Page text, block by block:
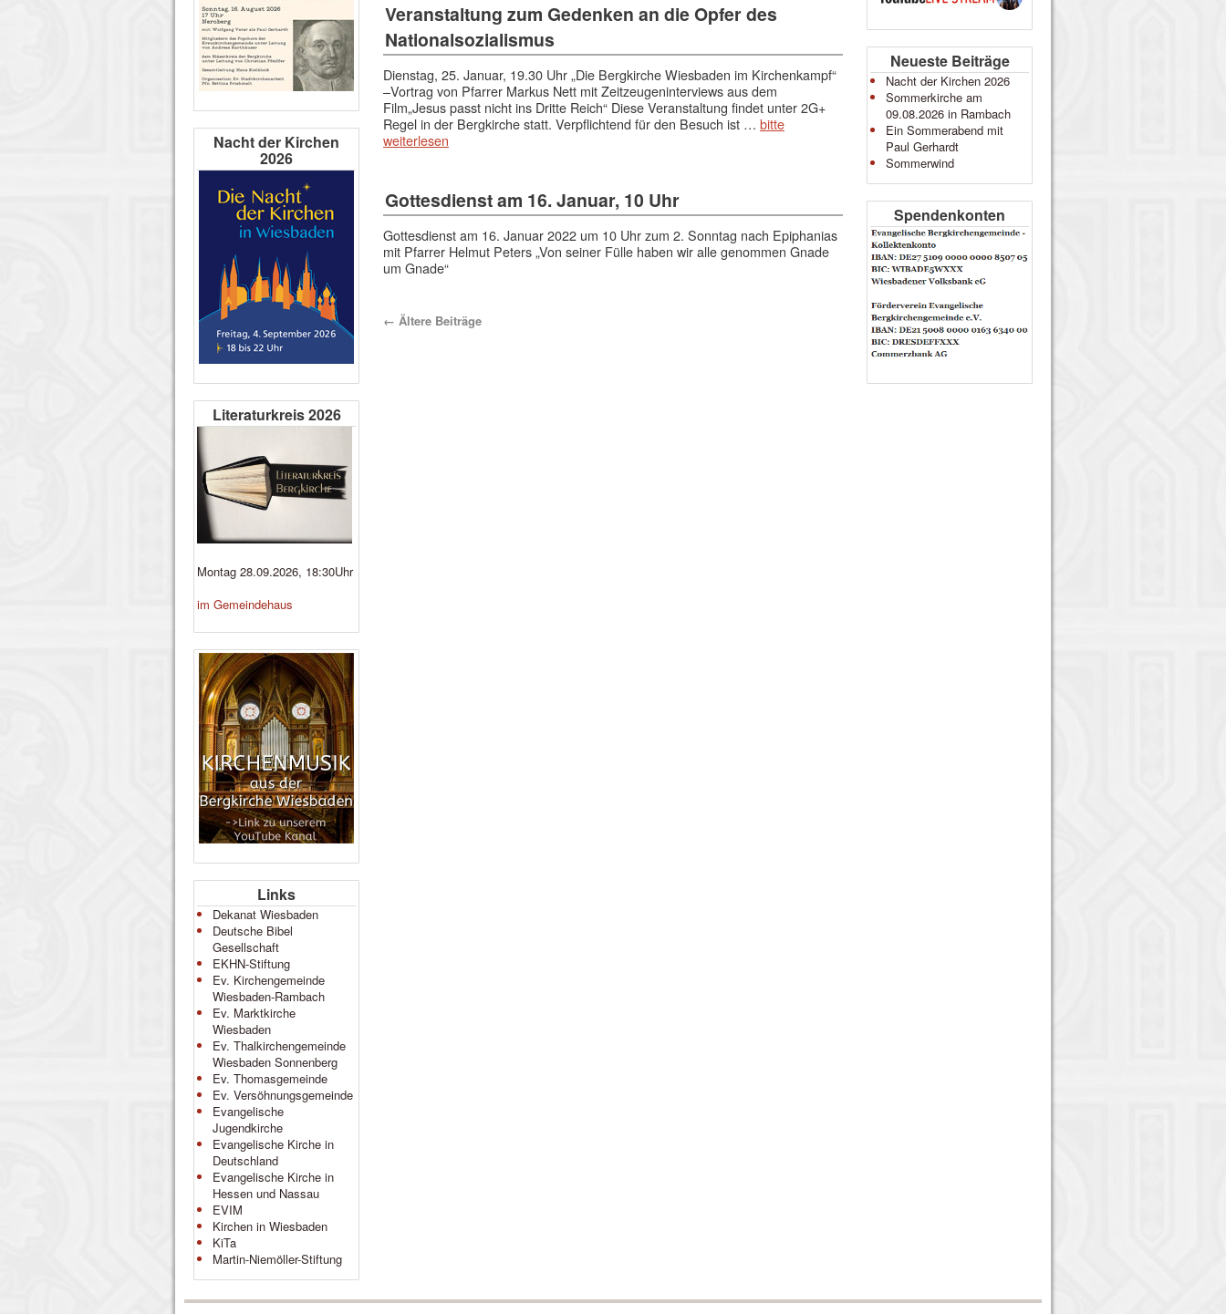
Veranstaltung zum Gedenken an die Opfer des
Nationalsozialismus
Dienstag, 25. Januar, 19.30 Uhr „Die Bergkirche Wiesbaden im Kirchenkampf“
–Vortrag von Pfarrer Markus Nett mit Zeitzeugeninterviews aus dem
Film„Jesus passt nicht ins Dritte Reich“ Diese Veranstaltung findet unter 2G+
Regel in der Bergkirche statt. Verpflichtend für den Besuch ist … bitte
weiterlesen
Gottesdienst am 16. Januar, 10 Uhr
Gottesdienst am 16. Januar 2022 um 10 Uhr zum 2. Sonntag nach Epiphanias
mit Pfarrer Helmut Peters „Von seiner Fülle haben wir alle genommen Gnade
um Gnade“
← Ältere Beiträge
Nacht der Kirchen
2026
Literaturkreis 2026
Montag 28.09.2026, 18:30Uhr
im Gemeindehaus
Links
Dekanat Wiesbaden
Deutsche Bibel
Gesellschaft
EKHN-Stiftung
Ev. Kirchengemeinde
Wiesbaden-Rambach
Ev. Marktkirche
Wiesbaden
Ev. Thalkirchengemeinde
Wiesbaden Sonnenberg
Ev. Thomasgemeinde
Ev. Versöhnungsgemeinde
Evangelische
Jugendkirche
Evangelische Kirche in
Deutschland
Evangelische Kirche in
Hessen und Nassau
EVIM
Kirchen in Wiesbaden
KiTa
Martin-Niemöller-Stiftung
Neueste Beiträge
Nacht der Kirchen 2026
Sommerkirche am
09.08.2026 in Rambach
Ein Sommerabend mit
Paul Gerhardt
Sommerwind
Spendenkonten